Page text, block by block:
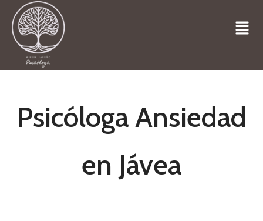
Psicóloga Ansiedad
en Jávea